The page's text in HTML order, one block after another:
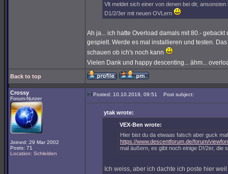
Vlt meldet sich einer von denen bei dir,
D1/2/3er mit neuen OVLern
Ah ja... ich hatte Overload damals mit 80.-
gespielt. Werde es mal installieren und testen.
schauen ob ich's noch kann
Vielen Dank und happy descenting... ähm...
Back to top
Crossy
Forum-Nutzer
Joined: 29 Mar 2002
Posts: 71
Location: Schleiden
Posted: 10.10.2019, 09:51 Post subject:
ytak wrote:
VEX-Ben wrote:
Hier bist du da etwaas falsch aber guck
https://www.descentforum.de/forum/
mal äußern, es gibt noch einige D!/2er, die
Ich weiss, aber ich dachte ich poste hier